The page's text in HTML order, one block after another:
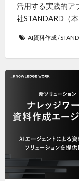
活用する実践的ア
社STANDARD（
AI資料作成/